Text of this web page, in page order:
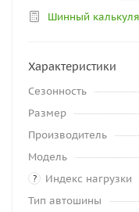
Шинный
Характеристики
Сезонность
Размер
Производитель
Модель
? Индекс нагрузки
Тип автошины